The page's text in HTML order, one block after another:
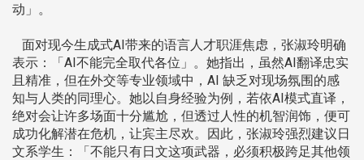
动」。
面对现今生成式AI带来的语言人才职涯焦虑，张淑玲明确
表示：「AI不能完全取代各位」。她指出，虽然AI翻译忠实
且精准，但在外交等专业领域中，AI 缺乏对现场氛围的感
知与人类的同理心。她以自身经验为例，若依AI模式直译，
绝对会让许多场面十分尴尬，但透过人性的机智润饰，便可
成功化解潜在危机，让宾主尽欢。因此，张淑玲强烈建议日
文系学生：「不能只有日文这项武器，必须积极跨足其他领